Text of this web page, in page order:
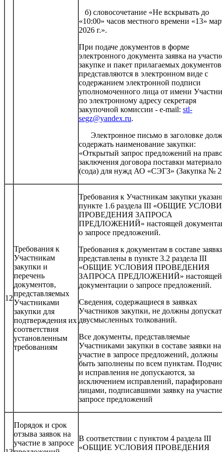
б) словосочетание «Не вскрывать до
«10:00» часов местного времени «13»
2026 г.».
При подаче документов в форме
электронного документа заявка на
закупке и пакет прилагаемых документов
представляются в электронном виде с
содержанием электронной подписи
уполномоченного лица от имени
по электронному адресу секретаря
закупочной комиссии - e-mail: stl-
segz@yandex.ru.
Электронное письмо в заголовке
содержать наименование закупки:
«Открытый запрос предложений на
заключения договора поставки
(сода) для нужд АО «СЭГЗ» (Закупка №
12
Требования к
Участникам
закупки и
перечень
документов,
представляемых
Участниками
закупки для
подтверждения их
соответствия
установленным
требованиям
Требования к Участникам закупки
пункте 1.6 раздела III «ОБЩИЕ
ПРОВЕДЕНИЯ ЗАПРОСА
ПРЕДЛОЖЕНИЙ» настоящей
о запросе предложений.
Требования к документам в составе
представлены в пункте 3.2 раздела III
«ОБЩИЕ УСЛОВИЯ ПРОВЕДЕНИЯ
ЗАПРОСА ПРЕДЛОЖЕНИЙ» настоящей
документации о запросе предложений.
Сведения, содержащиеся в заявках
Участников закупки, не должны
двусмысленных толкований.
Все документы, представляемые
Участниками закупки в составе заявки на
участие в запросе предложений, должны
быть заполнены по всем пунктам.
и исправления не допускаются, за
исключением исправлений,
лицами, подписавшими заявку на
запросе предложений
Порядок и срок
отзыва заявок на
участие в запросе
В соответствии с пунктом 4 раздела III
«ОБЩИЕ УСЛОВИЯ ПРОВЕДЕНИЯ